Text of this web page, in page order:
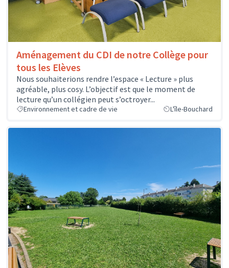
Aménagement du CDI de notre Collège pour
tous les Elèves
Nous souhaiterions rendre l’espace « Lecture » plus
agréable, plus cosy. L’objectif est que le moment de
lecture qu’un collégien peut s’octroyer...
Environnement et cadre de vie L'île-Bouchard